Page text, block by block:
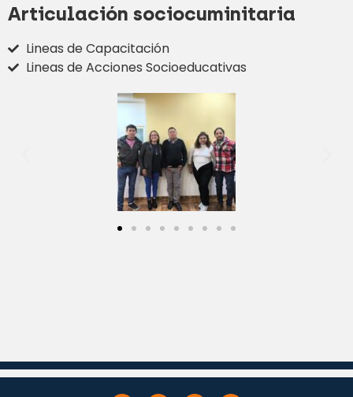
Articulación sociocuminitaria
Lineas de Capacitación
Lineas de Acciones Socioeducativas